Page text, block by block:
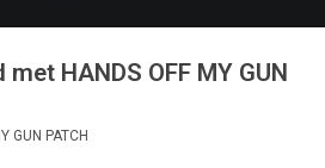
HANDS OFF MY GUN
GUN PATCH